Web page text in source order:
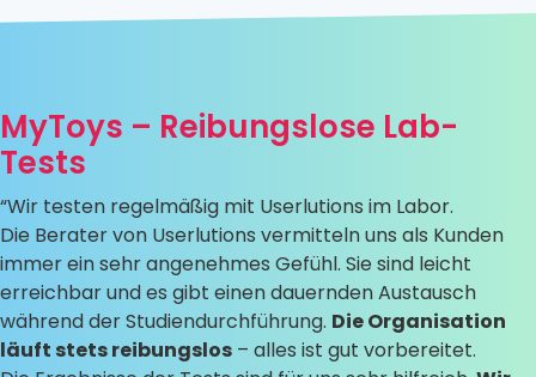
MyToys – Reibungslose Lab-
Tests
“Wir testen regelmäßig mit Userlutions im Labor.
Die Berater von Userlutions vermitteln uns als Kunden
immer ein sehr angenehmes Gefühl. Sie sind leicht
erreichbar und es gibt einen dauernden Austausch
während der Studiendurchführung. Die Organisation
läuft stets reibungslos – alles ist gut vorbereitet.